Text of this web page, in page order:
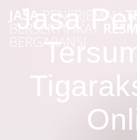
JASA
BERSERTIFIKAT
BERGARANSI
Jasa